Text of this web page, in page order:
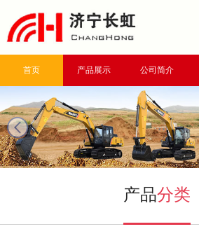
首页 产品展示 公司简介
next
产品分类